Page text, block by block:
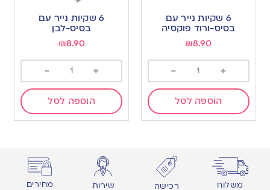
wishlist
6 שקיות נייר עם
בסיס-ורוד פוקסיה
₪8.90
+
-
הוספה לסל
wishlist
6 שקיות נייר עם
בסיס-לבן
₪8.90
+
-
הוספה לסל
משלוח
רכישה
שירות
מחירים